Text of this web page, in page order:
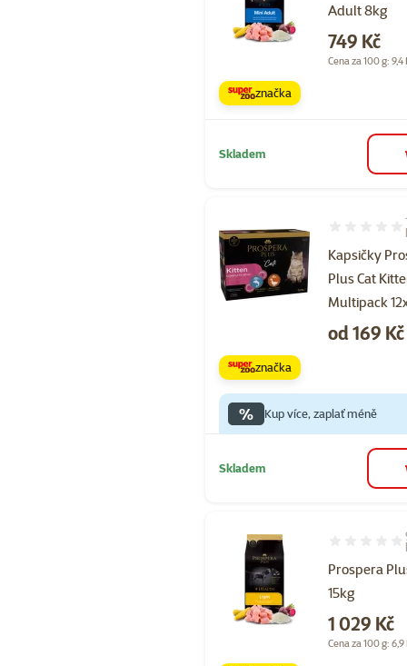
Adult 8kg
Cena
749 Kč
Cena za 100 g: 9,4
značka
Skladem
Kapsičky
Plus Cat
Multipack
Hodnocení
Cena
od 169 Kč
značka
% Kup více, zaplať méně
Skladem
Prospera
15kg
Hodnocení
Cena
1 029 Kč
Cena za 100 g: 6,9